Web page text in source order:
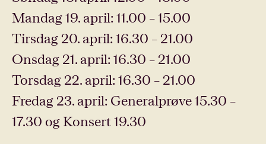
Mandag 19. april: 11.00 – 15.00
Tirsdag 20. april: 16.30 – 21.00
Onsdag 21. april: 16.30 – 21.00
Torsdag 22. april: 16.30 – 21.00
Fredag 23. april: Generalprøve 15.30 –
17.30 og Konsert 19.30